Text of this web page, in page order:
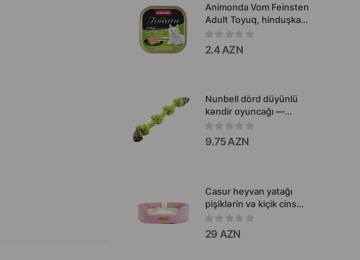
Animonda Vom Feinsten
Adult Toyuq, hinduşka
sinəsi və otlar içlikli tam
təminatlı nəm yem,
böyüklər üçün pişiklərdə
2.4 AZN
Nunbell dörd düyünlü
kəndir oyuncağı —
dartma və çeynəmə
oyunlarını sevən aktiv
itlər üçün möhkəm və
9.75 AZN
Casur heyvan yatağı
pişiklərin və kiçik cins
itlərin rahat istirahəti
üçün nəzərdə tutulub
45x35xh13 см
29 AZN